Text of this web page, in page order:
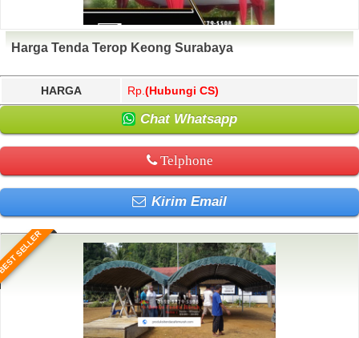
Harga Tenda Terop Keong Surabaya
HARGA Rp. (Hubungi CS)
Chat Whatsapp
Telphone
Kirim Email
SELLER